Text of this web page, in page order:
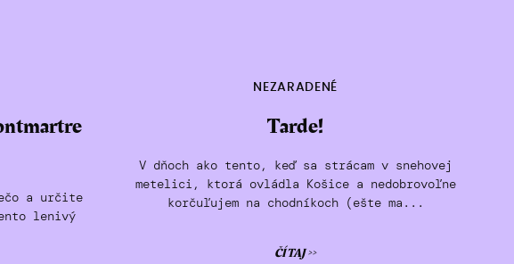
a určite
lenivý
NEZARADENÉ
Tarde!
V dňoch ako tento, keď sa strácam v snehovej
metelici, ktorá ovládla Košice a nedobrovoľne
korčuľujem na chodníkoch (ešte ma...
ČÍTAJ >>